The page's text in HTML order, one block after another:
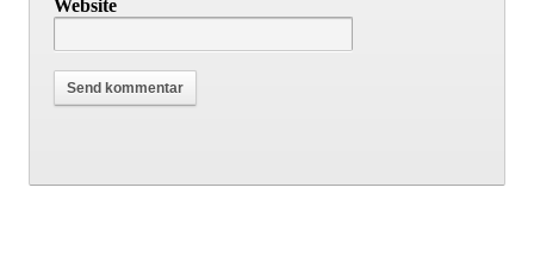
Website